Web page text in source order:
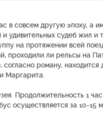
в совсем другую эпоху, а
и удивительных судеб жил и
на протяжении всей
проходили ли рельсы на
согласно роману,
Маргарита.
Продолжительность 1
осуществляется за 10-15